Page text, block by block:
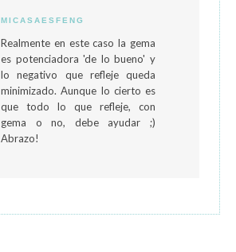
MICASAESFENG
Realmente en este caso la gema
es potenciadora 'de lo bueno' y
lo negativo que refleje queda
minimizado. Aunque lo cierto es
que todo lo que refleje, con
gema o no, debe ayudar ;)
Abrazo!